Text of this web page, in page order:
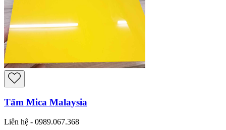
Tấm Mica Malaysia
Liên hệ - 0989.067.368